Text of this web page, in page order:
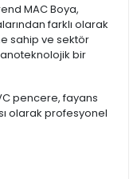
MAC Boya,
farklı olarak
sahip ve sektör
bir
pencere, fayans
olarak profesyonel